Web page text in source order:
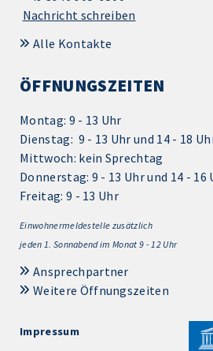
Nachricht schreiben
Alle Kontakte
ÖFFNUNGSZEITEN
Montag: 9 - 13 Uhr
Dienstag: 9 - 13 Uhr und 14 - 18
Mittwoch: kein Sprechtag
Donnerstag: 9 - 13 Uhr und 14 - 16
Freitag: 9 - 13 Uhr
Einwohnermeldestelle zusätzlich
jeden 1. Sonnabend im Monat 9 - 12 Uhr
Ansprechpartner
Weitere Öffnungszeiten
Impressum